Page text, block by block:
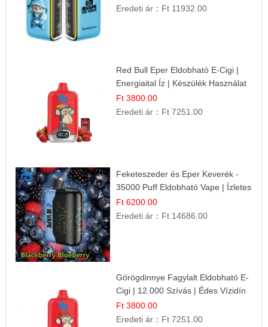
Eredeti ár： Ft 11932.00
Red Bull Eper Eldobható E-Cigi |
Energiaital Íz | Készülék Használat
Ft 3800.00
Eredeti ár： Ft 7251.00
Feketeszeder és Eper Keverék -
35000 Puff Eldobható Vape | Ízletes
Gyümölcsökombináció!
Ft 6200.00
Eredeti ár： Ft 14686.00
Görögdinnye Fagylalt Eldobható E-
Cigi | 12.000 Szívás | Édes Vízidín
Íz
Ft 3800.00
Eredeti ár： Ft 7251.00